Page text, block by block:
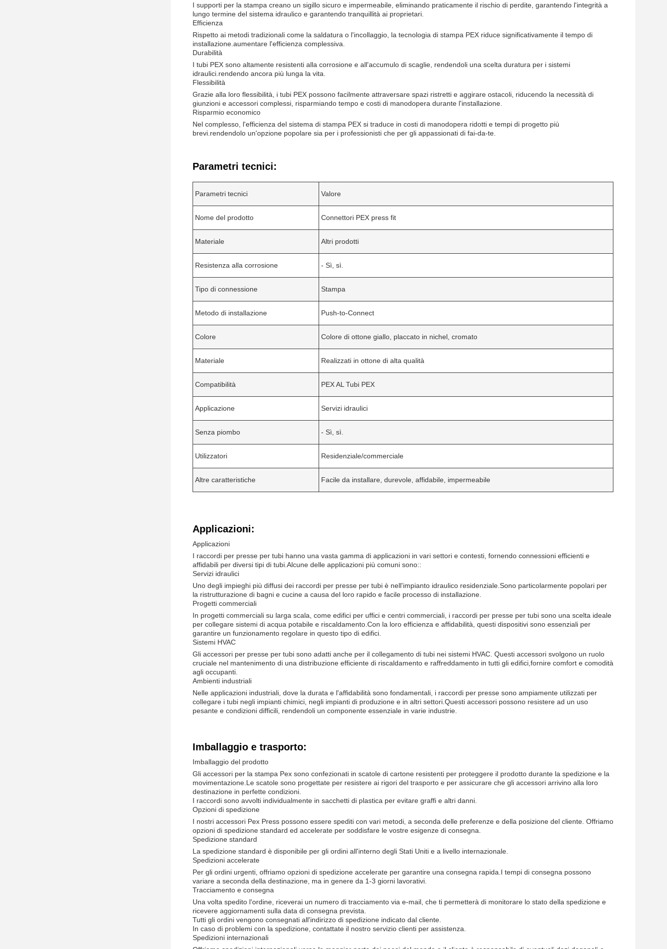
I supporti per la stampa creano un sigillo sicuro e impermeabile, eliminando praticamente il rischio di perdite, garantendo l'integrità a
lungo termine del sistema idraulico e garantendo tranquillità ai proprietari.
Efficienza
Rispetto ai metodi tradizionali come la saldatura o l'incollaggio, la tecnologia di stampa PEX riduce significativamente il tempo di
installazione.aumentare l'efficienza complessiva.
Durabilità
I tubi PEX sono altamente resistenti alla corrosione e all'accumulo di scaglie, rendendoli una scelta duratura per i sistemi
idraulici.rendendo ancora più lunga la vita.
Flessibilità
Grazie alla loro flessibilità, i tubi PEX possono facilmente attraversare spazi ristretti e aggirare ostacoli, riducendo la necessità di
giunzioni e accessori complessi, risparmiando tempo e costi di manodopera durante l'installazione.
Risparmio economico
Nel complesso, l'efficienza del sistema di stampa PEX si traduce in costi di manodopera ridotti e tempi di progetto più
brevi.rendendolo un'opzione popolare sia per i professionisti che per gli appassionati di fai-da-te.
Parametri tecnici:
Parametri tecnici Valore
Nome del prodotto Connettori PEX press fit
Materiale Altri prodotti
Resistenza alla corrosione - Sì, sì.
Tipo di connessione Stampa
Metodo di installazione Push-to-Connect
Colore Colore di ottone giallo, placcato in nichel, cromato
Materiale Realizzati in ottone di alta qualità
Compatibilità PEX AL Tubi PEX
Applicazione Servizi idraulici
Senza piombo - Sì, sì.
Utilizzatori Residenziale/commerciale
Altre caratteristiche Facile da installare, durevole, affidabile, impermeabile
Applicazioni:
Applicazioni
I raccordi per presse per tubi hanno una vasta gamma di applicazioni in vari settori e contesti, fornendo connessioni efficienti e
affidabili per diversi tipi di tubi.Alcune delle applicazioni più comuni sono::
Servizi idraulici
Uno degli impieghi più diffusi dei raccordi per presse per tubi è nell'impianto idraulico residenziale.Sono particolarmente popolari per
la ristrutturazione di bagni e cucine a causa del loro rapido e facile processo di installazione.
Progetti commerciali
In progetti commerciali su larga scala, come edifici per uffici e centri commerciali, i raccordi per presse per tubi sono una scelta ideale
per collegare sistemi di acqua potabile e riscaldamento.Con la loro efficienza e affidabilità, questi dispositivi sono essenziali per
garantire un funzionamento regolare in questo tipo di edifici.
Sistemi HVAC
Gli accessori per presse per tubi sono adatti anche per il collegamento di tubi nei sistemi HVAC. Questi accessori svolgono un ruolo
cruciale nel mantenimento di una distribuzione efficiente di riscaldamento e raffreddamento in tutti gli edifici,fornire comfort e comodità
agli occupanti.
Ambienti industriali
Nelle applicazioni industriali, dove la durata e l'affidabilità sono fondamentali, i raccordi per presse sono ampiamente utilizzati per
collegare i tubi negli impianti chimici, negli impianti di produzione e in altri settori.Questi accessori possono resistere ad un uso
pesante e condizioni difficili, rendendoli un componente essenziale in varie industrie.
Imballaggio e trasporto:
Imballaggio del prodotto
Gli accessori per la stampa Pex sono confezionati in scatole di cartone resistenti per proteggere il prodotto durante la spedizione e la
movimentazione.Le scatole sono progettate per resistere ai rigori del trasporto e per assicurare che gli accessori arrivino alla loro
destinazione in perfette condizioni.
I raccordi sono avvolti individualmente in sacchetti di plastica per evitare graffi e altri danni.
Opzioni di spedizione
I nostri accessori Pex Press possono essere spediti con vari metodi, a seconda delle preferenze e della posizione del cliente. Offriamo
opzioni di spedizione standard ed accelerate per soddisfare le vostre esigenze di consegna.
Spedizione standard
La spedizione standard è disponibile per gli ordini all'interno degli Stati Uniti e a livello internazionale.
Spedizioni accelerate
Per gli ordini urgenti, offriamo opzioni di spedizione accelerate per garantire una consegna rapida.I tempi di consegna possono
variare a seconda della destinazione, ma in genere da 1-3 giorni lavorativi.
Tracciamento e consegna
Una volta spedito l'ordine, riceverai un numero di tracciamento via e-mail, che ti permetterà di monitorare lo stato della spedizione e
ricevere aggiornamenti sulla data di consegna prevista.
Tutti gli ordini vengono consegnati all'indirizzo di spedizione indicato dal cliente.
In caso di problemi con la spedizione, contattate il nostro servizio clienti per assistenza.
Spedizioni internazionali